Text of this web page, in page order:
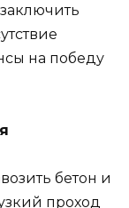
на победу
бетон и
проход